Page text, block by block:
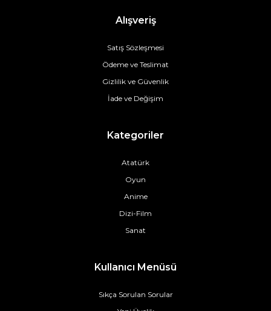
Alışveriş
Satış Sözleşmesi
Ödeme ve Teslimat
Gizlilik ve Güvenlik
İade ve Değişim
Kategoriler
Atatürk
Oyun
Anime
Dizi-Film
Sanat
Kullanıcı Menüsü
Sıkça Sorulan Sorular